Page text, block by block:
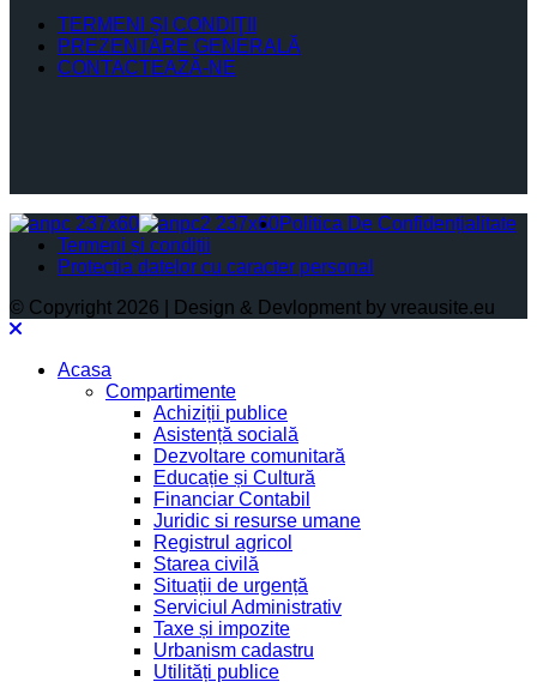
TERMENI ŞI CONDIŢII
PREZENTARE GENERALĂ
CONTACTEAZĂ-NE
Politica De Confidențialitate
Termeni și condiții
Protectia datelor cu caracter personal
© Copyright 2026 | Design & Devlopment by vreausite.eu
Acasa
Compartimente
Achiziții publice
Asistență socială
Dezvoltare comunitară
Educație și Cultură
Financiar Contabil
Juridic si resurse umane
Registrul agricol
Starea civilă
Situații de urgență
Serviciul Administrativ
Taxe și impozite
Urbanism cadastru
Utilități publice